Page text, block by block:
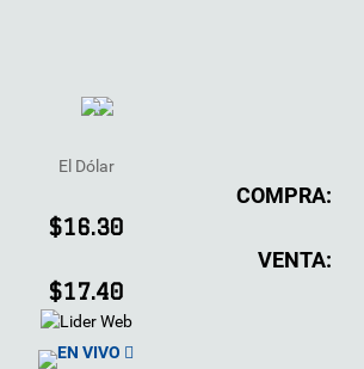
El Dólar
COMPRA:
$16.30
VENTA:
$17.40
EN VIVO